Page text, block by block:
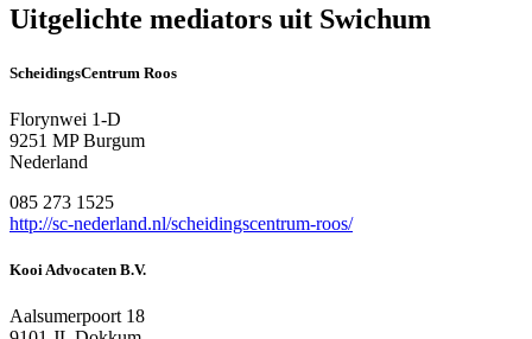
Uitgelichte mediators uit Swichum
ScheidingsCentrum Roos
Florynwei 1-D
9251 MP Burgum
Nederland
085 273 1525
http://sc-nederland.nl/scheidingscentrum-roos/
Kooi Advocaten B.V.
Aalsumerpoort 18